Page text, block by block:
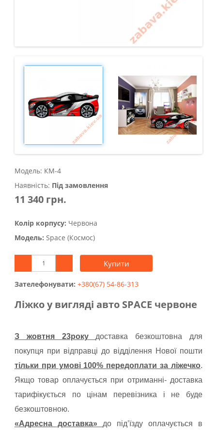
Модель: КМ-4
Наявність: Під замовлення
11 340 грн.
Колір корпусу: Червона
Модель: Space (Космос)
Купити
Зателефонувати: +380(67) 54-86-313
Ліжко у вигляді авто SPACE червоне
З жовтня 23року доставка безкоштовна для
покупця при відправці до відділення Нової пошти
тільки при умові 100% передоплати за ліжечко.
Якщо товар оплачується при отриманні- доставка
тарифікується по цінам перевізника і не буде
безкоштовною.
«Адресна доставка» до підʼїзду оплачується в